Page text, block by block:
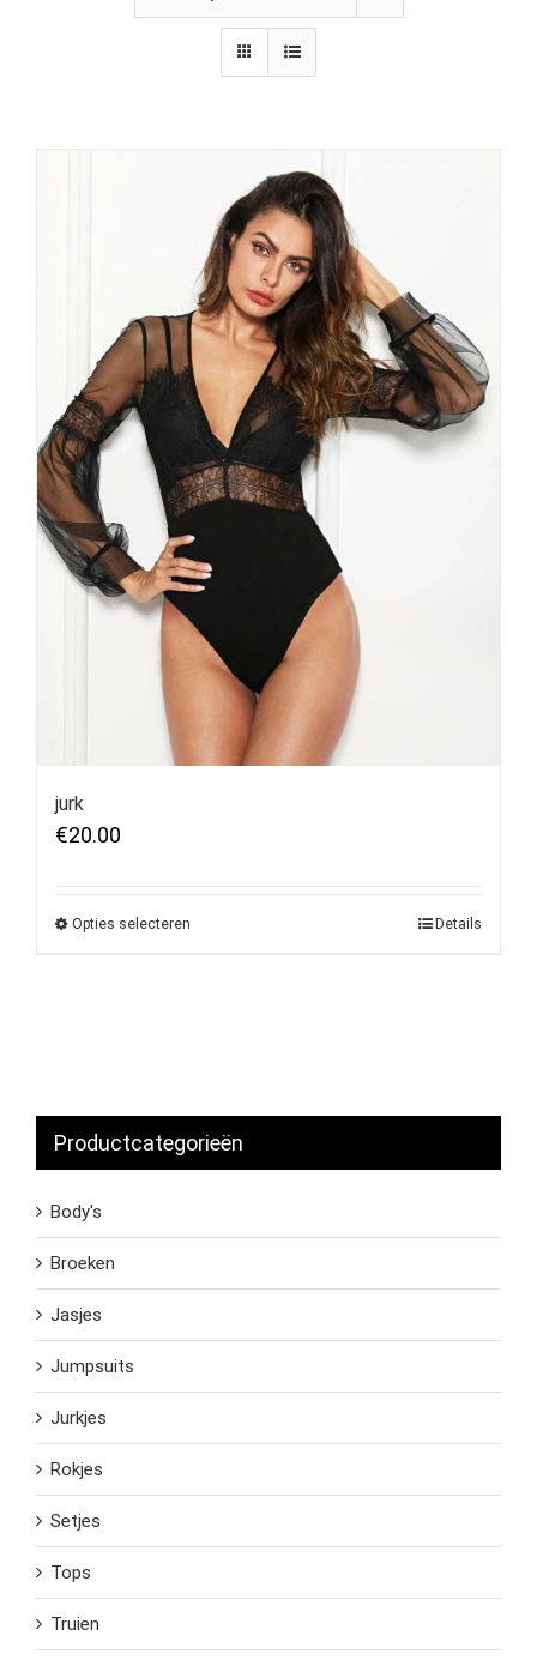
jurk
€20.00
Opties selecteren Details
Productcategorieën
Body's
Broeken
Jasjes
Jumpsuits
Jurkjes
Rokjes
Setjes
Tops
Truien